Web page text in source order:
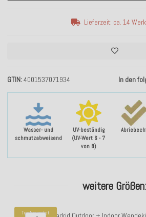
Wasser- und
schmutzabweisend
UV-beständig
(UV-Wert 6 - 7
von 8)
GTIN 4001537071934 In den
Lieferzeit: ca. 14
weitere Größen:
Top bewertet